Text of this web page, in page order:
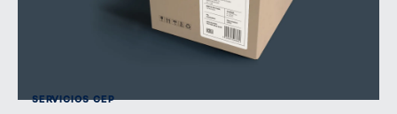
SERVICIOS CEP